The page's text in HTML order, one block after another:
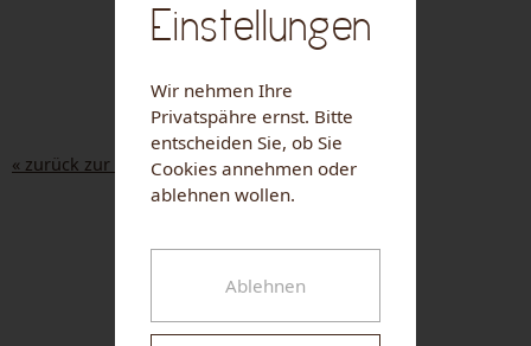
« zurück zur Liste
Einstellungen
Wir nehmen Ihre
Privatspähre ernst. Bitte
entscheiden Sie, ob Sie
Cookies annehmen oder
ablehnen wollen.
Ablehnen